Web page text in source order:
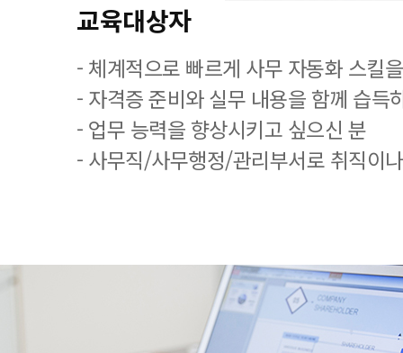
교육대상자
- 체계적으로 빠르게 사무 자동화 스킬
- 자격증 준비와 실무 내용을 함께 습득
- 업무 능력을 향상시키고 싶으신 분
- 사무직/사무행정/관리부서로 취직이